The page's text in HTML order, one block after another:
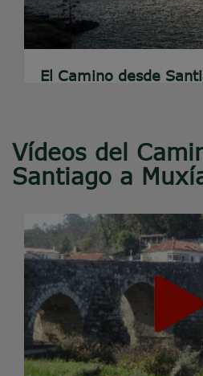
El Camino desde
Vídeos del
Santiago a